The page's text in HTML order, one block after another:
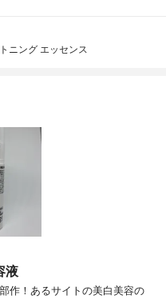
ニング エッセンス
液
作！あるサイトの美白美容の